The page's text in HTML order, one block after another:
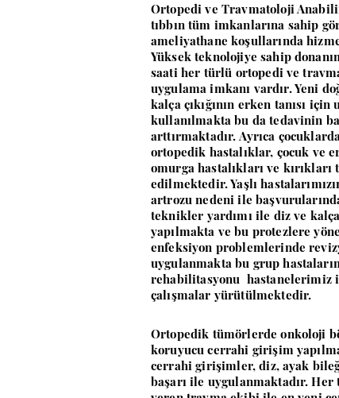
Ortopedi ve Travmatoloji
tıbbın tüm imkanlarına sahip
ameliyathane koşullarında
Yüksek teknolojiye sahip
saati her türlü ortopedi ve
uygulama imkanı vardır. Yeni
kalça çıkığının erken tanısı
kullanılmakta bu da tedavinin
arttırmaktadır. Ayrıca
ortopedik hastalıklar, çocuk ve
omurga hastalıkları ve kırıkları
edilmektedir. Yaşlı
artrozu nedeni ile
teknikler yardımı ile diz ve
yapılmakta ve bu protezlere
enfeksiyon problemlerinde
uygulanmakta bu grup
rehabilitasyonu hastanelerimiz
çalışmalar yürütülmektedir.
Ortopedik tümörlerde onkoloji
koruyucu cerrahi girişim
cerrahi girişimler, diz, ayak
başarı ile uygulanmaktadır.